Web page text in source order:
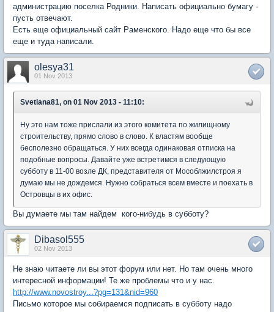
администрацию поселка Родники. Написать официально бумагу -
пусть отвечают.
Есть еще официальный сайт Раменского. Надо еще что бы все
еще и туда написали.
olesya31
01 Nov 2013
Svetlana81, on 01 Nov 2013 - 11:10:
Ну это нам тоже прислали из этого комитета по жилищному
строительству, прямо слово в слово. К властям вообще
бесполезно обращаться. У них всегда одинаковая отписка на
подобные вопросы. Давайте уже встретимся в следующую
субботу в 11-00 возле ДК, представителя от Мособлжилстроя я
думаю мы не дождемся. Нужно собраться всем вместе и поехать в
Островцы в их офис.
Вы думаете мы там найдем кого-нибудь в субботу?
Dibasol555
02 Nov 2013
Не знаю читаете ли вы этот форум или нет. Но там очень много
интересной информации! Те же проблемы что и у нас.
http://www.novostroy...?pg=131&nid=960
Письмо которое мы собираемся подписать в субботу надо